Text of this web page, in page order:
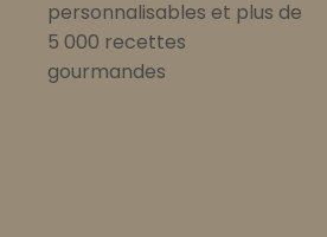
personnalisables et plus de
5 000 recettes
gourmandes